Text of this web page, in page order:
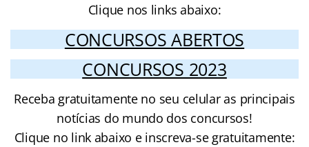
Clique nos links abaixo:
CONCURSOS ABERTOS
CONCURSOS 2023
Receba gratuitamente no seu celular as principais
notícias do mundo dos concursos!
Clique no link abaixo e inscreva-se gratuitamente: